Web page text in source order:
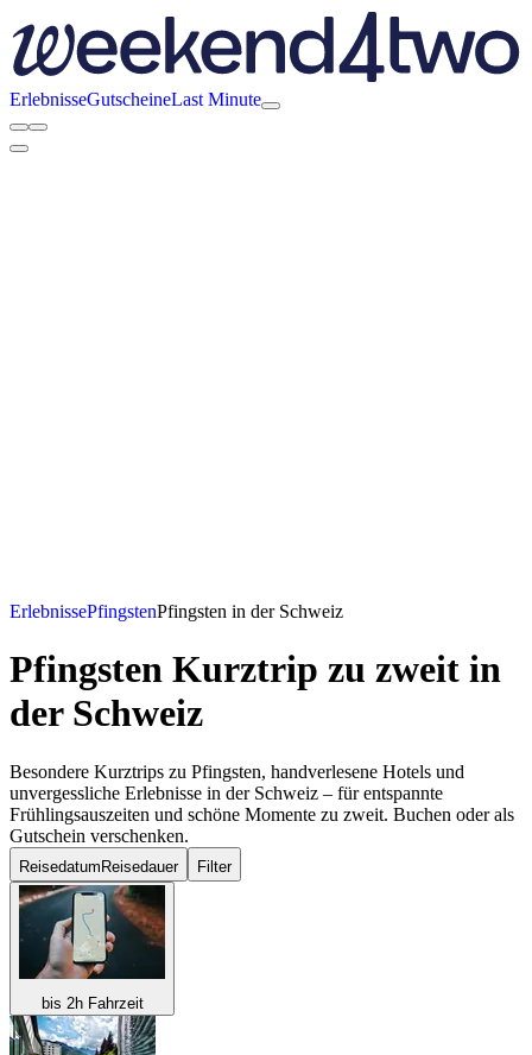
ErlebnisseGutscheineLast Minute
ErlebnissePfingstenPfingsten in der Schweiz
Pfingsten Kurztrip zu zweit in
der Schweiz
Besondere Kurztrips zu Pfingsten, handverlesene Hotels und
unvergessliche Erlebnisse in der Schweiz – für entspannte
Frühlingsauszeiten und schöne Momente zu zweit. Buchen oder als
Gutschein verschenken.
Reisedatum Reisedauer Filter
bis 2h Fahrzeit